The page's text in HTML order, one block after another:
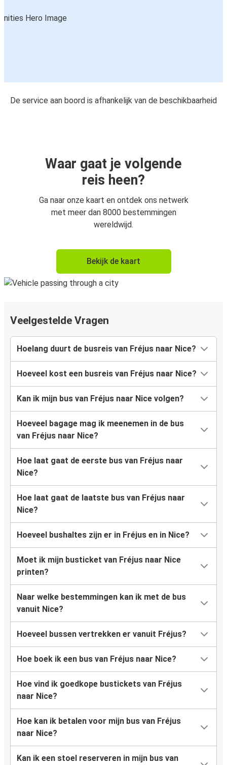
De service aan boord is afhankelijk van de beschikbaarheid
Waar gaat je volgende
reis heen?
Ga naar onze kaart en ontdek ons netwerk
met meer dan 8000 bestemmingen
wereldwijd.
Bekijk de kaart
Veelgestelde Vragen
Hoelang duurt de busreis van Fréjus naar Nice?
Hoeveel kost een busreis van Fréjus naar Nice?
Kan ik mijn bus van Fréjus naar Nice volgen?
Hoeveel bagage mag ik meenemen in de bus
van Fréjus naar Nice?
Hoe laat gaat de eerste bus van Fréjus naar
Nice?
Hoe laat gaat de laatste bus van Fréjus naar
Nice?
Hoeveel bushaltes zijn er in Fréjus en in Nice?
Moet ik mijn busticket van Fréjus naar Nice
printen?
Naar welke bestemmingen kan ik met de bus
vanuit Nice?
Hoeveel bussen vertrekken er vanuit Fréjus?
Hoe boek ik een bus van Fréjus naar Nice?
Hoe vind ik goedkope bustickets van Fréjus
naar Nice?
Hoe kan ik betalen voor mijn bus van Fréjus
naar Nice?
Kan ik een stoel reserveren in mijn bus van